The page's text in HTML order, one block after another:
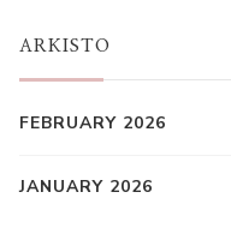
ARKISTO
FEBRUARY 2026
JANUARY 2026